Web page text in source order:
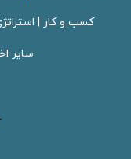
کسب و کار | استراتژی
سایر اخبار